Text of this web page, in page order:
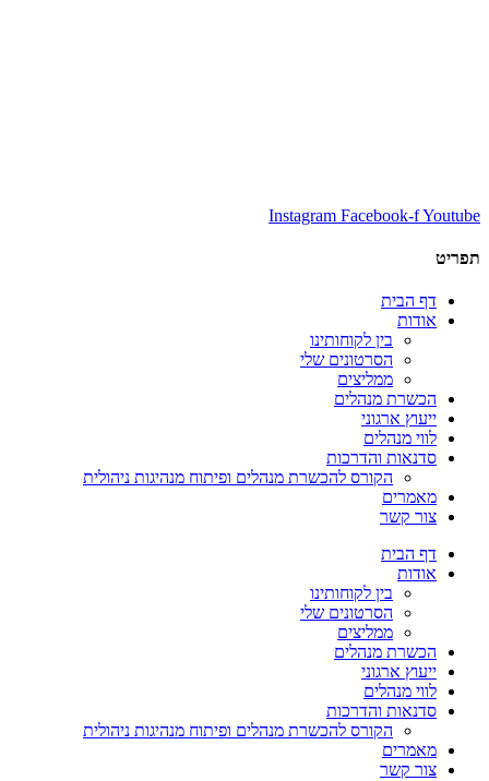
Instagram Facebook-fYoutube
תפריט
דף הבית
אודות
בין לקוחותינו
הסרטונים שלי
ממליצים
הכשרת מנהלים
ייעוץ ארגוני
לווי מנהלים
סדנאות והדרכות
הקורס להכשרת מנהלים ופיתוח מנהיגות ניהולית
מאמרים
צור קשר
דף הבית
אודות
בין לקוחותינו
הסרטונים שלי
ממליצים
הכשרת מנהלים
ייעוץ ארגוני
לווי מנהלים
סדנאות והדרכות
הקורס להכשרת מנהלים ופיתוח מנהיגות ניהולית
מאמרים
צור קשר